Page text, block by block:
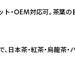
ト・OEM対応可。茶葉
日本茶・紅茶・烏龍茶